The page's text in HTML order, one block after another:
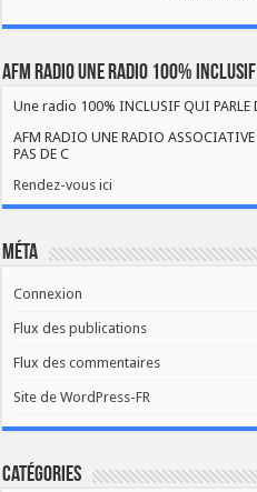
AFM RADIO UNE RADIO 100% INCLUSIF
Une radio 100% INCLUSIF QUI PARLE
AFM RADIO UNE RADIO ASSOCIATIVE
PAS DE C
Rendez-vous ici
Méta
Connexion
Flux des publications
Flux des commentaires
Site de WordPress-FR
Catégories